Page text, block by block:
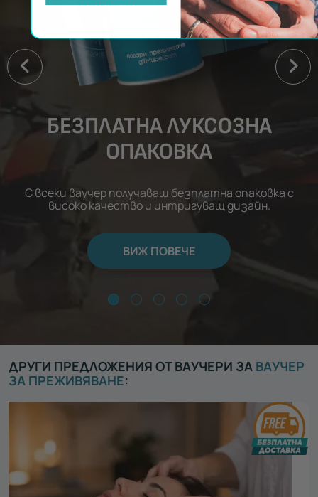
БЕЗПЛАТНА ЛУКСОЗНА
ОПАКОВКА
С всеки ваучер получаваш безплатна опаковка с
високо качество и интригуващ дизайн.
ВИЖ ПОВЕЧЕ
ДРУГИ ПРЕДЛОЖЕНИЯ ОТ ВАУЧЕРИ ЗА ВАУЧЕР
ЗА ПРЕЖИВЯВАНЕ: